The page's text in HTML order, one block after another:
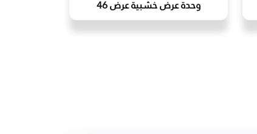
وحدة عرض خشبية عرض 46